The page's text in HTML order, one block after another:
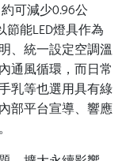
可減少0.96公
能LED燈具作為
、統一設定空調溫
通風循環，而日常
乳等也選用具有綠
部平台宣導、響應